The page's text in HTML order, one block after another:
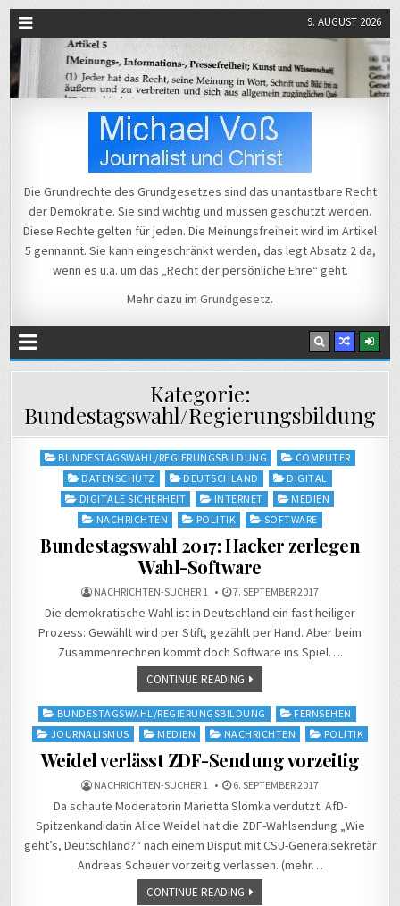
9. AUGUST 2026
Michael Voß
Die Grundrechte des Grundgesetzes sind das unantastbare Recht
der Demokratie. Sie sind wichtig und müssen geschützt werden.
Diese Rechte gelten für jeden. Die Meinungsfreiheit wird im Artikel
5 gennannt. Sie kann eingeschränkt werden, das legt Absatz 2 da,
wenn es u.a. um das „Recht der persönliche Ehre“ geht.
Mehr dazu im Grundgesetz.
Kategorie:
Bundestagswahl/Regierungsbildung
Posted
BUNDESTAGSWAHL/REGIERUNGSBILDUNG
COMPUTER
DATENSCHUTZ
DEUTSCHLAND
DIGITAL
DIGITALE SICHERHEIT
INTERNET
MEDIEN
NACHRICHTEN
POLITIK SOFTWARE
Bundestagswahl 2017: Hacker zerlegen
Wahl-Software
NACHRICHTEN-SUCHER 1 7. SEPTEMBER 2017
Die demokratische Wahl ist in Deutschland ein fast heiliger
Prozess: Gewählt wird per Stift, gezählt per Hand. Aber beim
Zusammenrechnen kommt doch Software ins Spiel….
CONTINUE READING
Posted
in
BUNDESTAGSWAHL/REGIERUNGSBILDUNG
FERNSEHEN
JOURNALISMUS
MEDIEN NACHRICHTEN POLITIK
Weidel verlässt ZDF-Sendung vorzeitig
NACHRICHTEN-SUCHER 1 6. SEPTEMBER 2017
Da schaute Moderatorin Marietta Slomka verdutzt: AfD-
Spitzenkandidatin Alice Weidel hat die ZDF-Wahlsendung „Wie
geht’s, Deutschland?“ nach einem Disput mit CSU-Generalsekretär
Andreas Scheuer vorzeitig verlassen. (mehr…
CONTINUE READING